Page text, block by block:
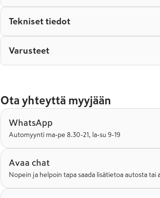
Tekniset tiedot
Varusteet
Ota yhteyttä myyjään
WhatsApp
Automyynti ma-pe 8.30-21, la-su 9-19
Avaa chat
Nopein ja helpoin tapa saada lisätietoa autosta tai